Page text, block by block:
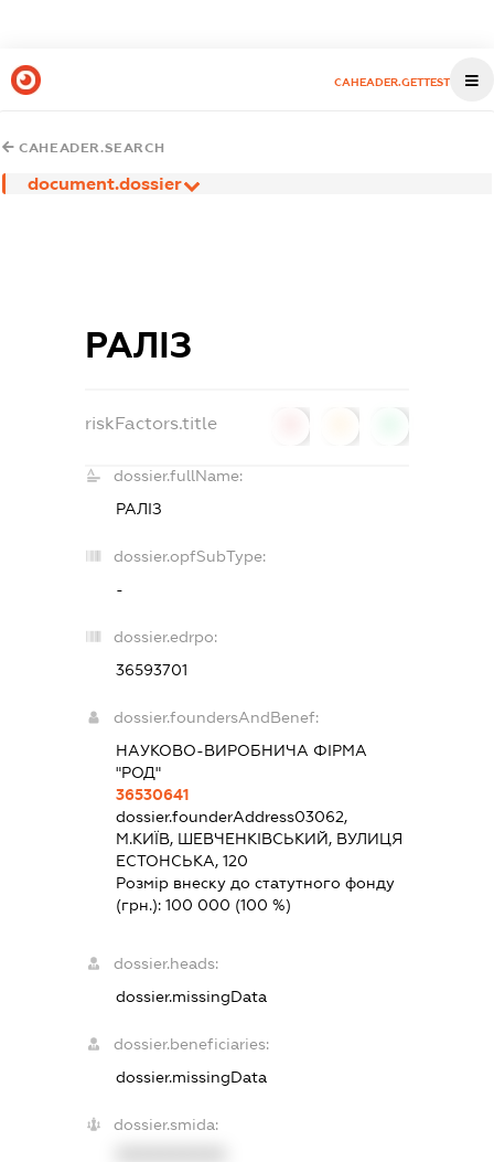
CAHEADER.GETTEST
CAHEADER.SEARCH
document.dossier
РАЛІЗ
riskFactors.title
dossier.fullName:
РАЛІЗ
dossier.opfSubType:
-
dossier.edrpo:
36593701
dossier.foundersAndBenef:
НАУКОВО-ВИРОБНИЧА ФІРМА
"РОД"
36530641
dossier.founderAddress03062,
М.КИЇВ, ШЕВЧЕНКІВСЬКИЙ, ВУЛИЦЯ
ЕСТОНСЬКА, 120
Розмір внеску до статутного фонду
(грн.):100 000 (100 %)
dossier.heads:
dossier.missingData
dossier.beneficiaries:
dossier.missingData
dossier.smida: